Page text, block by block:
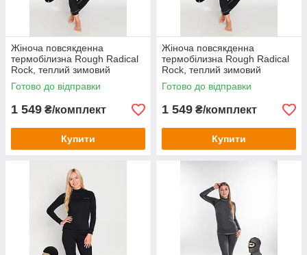
Жіноча повсякденна
термобілизна Rough Radical
Rock, теплий зимовий
комплект
Готово до відправки
1 549 ₴/комплект
Купити
Жіноча повсякденна
термобілизна Rough Radical
Rock, теплий зимовий
комплект
Готово до відправки
1 549 ₴/комплект
Купити